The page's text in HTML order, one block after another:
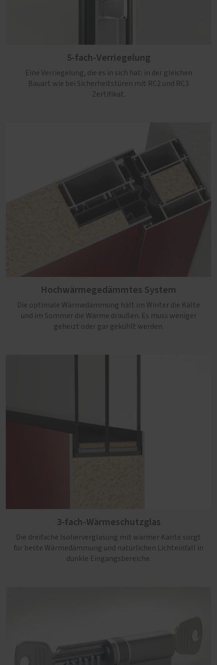
5-fach-Verriegelung
Eine Verriegelung, die es in sich hat: in der gleichen
Bauart wie bei Sicherheitstüren mit RC2 und RC3
Zertifikat.
Hochwärmegedämmtes System
Die optimale Wärmedämmung hält im Winter die Kälte
und im Sommer die Wärme draußen. Es muss weniger
geheizt oder gar gekühlt werden.
3-fach-Wärmeschutzglas
Die dreifache Isolierverglasung mit warmer Kante sorgt
für beste Wärmedämmung und natürlichen Lichteinfall in
dunkle Eingangsbereiche.